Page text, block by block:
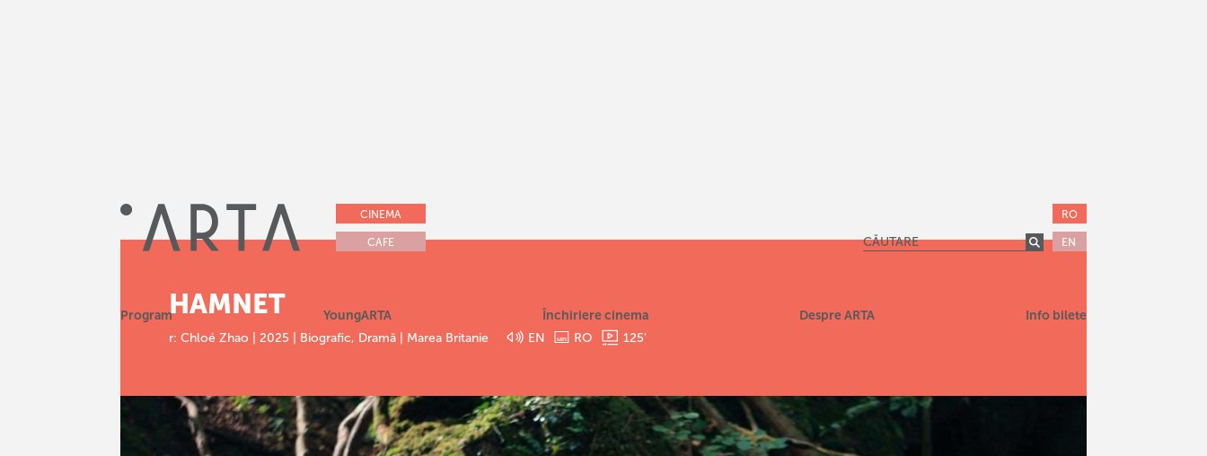
CINEMA
CAFE
RO
EN
Program YoungARTA Închiriere cinema Despre ARTA Info bilete
HAMNET
r: Chloé Zhao | 2025 | Biografic, Dramă | Marea Britanie EN RO 125'